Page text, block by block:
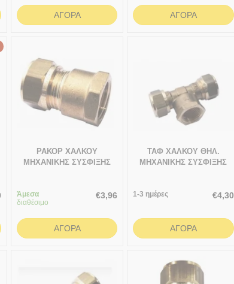
ΑΓΟΡΆ ΑΓΟΡΆ
ΡΑΚΟΡ ΧΑΛΚΟΥ
ΜΗΧΑΝΙΚΗΣ ΣΥΣΦΙΞΗΣ
Άμεσα
διαθέσιμο
€3,96
ΑΓΟΡΆ
ΤΑΦ ΧΑΛΚΟΥ ΘΗΛ.
ΜΗΧΑΝΙΚΗΣ ΣΥΣΦΙΞΗΣ
1-3 ημέρες €4,30
ΑΓΟΡΆ